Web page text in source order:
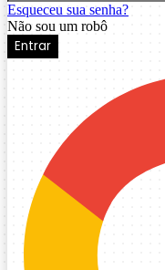
Esqueceu sua senha?
Não sou um robô
Entrar